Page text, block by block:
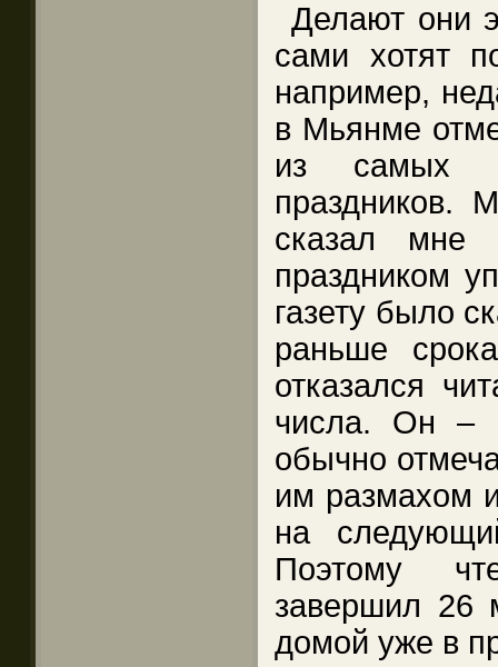
Делают они
сами хотят
например,
в Мьянме
из самых
праздников.
сказал мне
праздником
газету было
раньше
отказался
числа. Он –
обычно
им размахом
на
Поэтому
завершил 26
домой уже в